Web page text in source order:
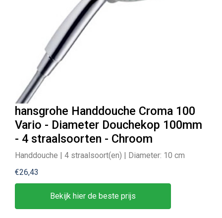
hansgrohe Handdouche Croma 100
Vario - Diameter Douchekop 100mm
- 4 straalsoorten - Chroom
Handdouche | 4 straalsoort(en) | Diameter: 10 cm
€26,43
Bekijk hier de beste prijs